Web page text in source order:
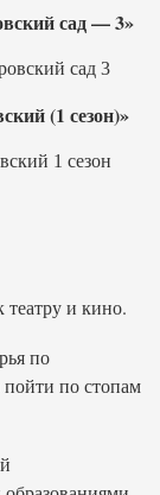
сад — 3»
(1 сезон)»
и кино.
по
по стопам